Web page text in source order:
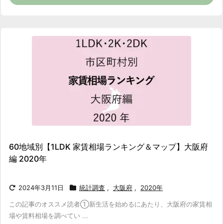
60地域別【1LDK 家賃相場ランキング＆マップ】大阪府
編 2020年
2024年3月11日 統計調査 , 大阪府 , 2020年
この記事のオススメ読者①新生活を始めるにあたり、大阪府の家賃相
場や賃料相場を調べてい ...